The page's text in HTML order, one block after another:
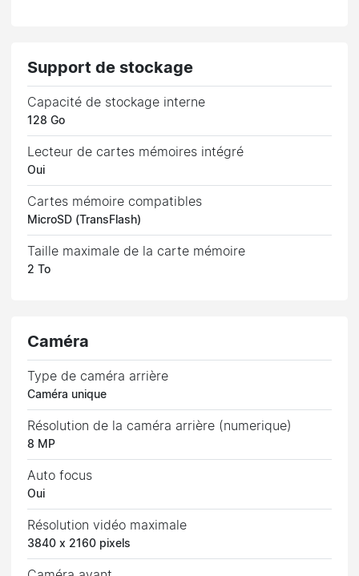
Support de stockage
Capacité de stockage interne
128 Go
Lecteur de cartes mémoires intégré
Oui
Cartes mémoire compatibles
MicroSD (TransFlash)
Taille maximale de la carte mémoire
2 To
Caméra
Type de caméra arrière
Caméra unique
Résolution de la caméra arrière (numerique)
8 MP
Auto focus
Oui
Résolution vidéo maximale
3840 x 2160 pixels